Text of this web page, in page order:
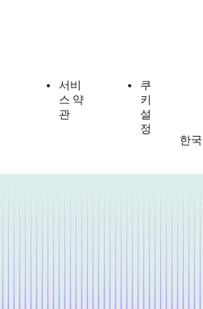
서비
스 약
관
쿠
키
설
정
한